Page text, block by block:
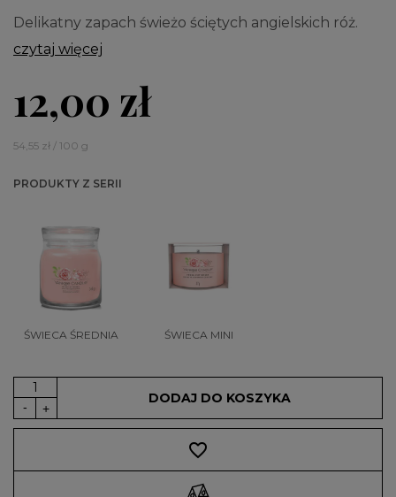
Delikatny zapach świeżo ściętych angielskich róż.
czytaj więcej
12,00 zł
54,55 zł / 100 g
PRODUKTY Z SERII
ŚWIECA ŚREDNIA ŚWIECA MINI
DODAJ DO KOSZYKA
favorite_border